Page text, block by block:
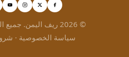
© 2026 ريف اليمن. جميع الحقوق محفوظة.
سياسة الخصوصية ·